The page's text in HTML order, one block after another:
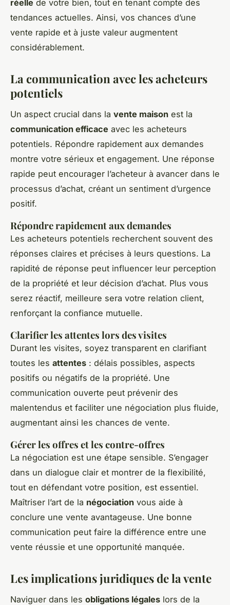
réelle de votre bien, tout en tenant compte des
tendances actuelles. Ainsi, vos chances d’une
vente rapide et à juste valeur augmentent
considérablement.
La communication avec les acheteurs
potentiels
Un aspect crucial dans la vente maison est la
communication efficace avec les acheteurs
potentiels. Répondre rapidement aux demandes
montre votre sérieux et engagement. Une réponse
rapide peut encourager l’acheteur à avancer dans le
processus d’achat, créant un sentiment d’urgence
positif.
Répondre rapidement aux demandes
Les acheteurs potentiels recherchent souvent des
réponses claires et précises à leurs questions. La
rapidité de réponse peut influencer leur perception
de la propriété et leur décision d’achat. Plus vous
serez réactif, meilleure sera votre relation client,
renforçant la confiance mutuelle.
Clarifier les attentes lors des visites
Durant les visites, soyez transparent en clarifiant
toutes les attentes : délais possibles, aspects
positifs ou négatifs de la propriété. Une
communication ouverte peut prévenir des
malentendus et faciliter une négociation plus fluide,
augmentant ainsi les chances de vente.
Gérer les offres et les contre-offres
La négociation est une étape sensible. S’engager
dans un dialogue clair et montrer de la flexibilité,
tout en défendant votre position, est essentiel.
Maîtriser l’art de la négociation vous aide à
conclure une vente avantageuse. Une bonne
communication peut faire la différence entre une
vente réussie et une opportunité manquée.
Les implications juridiques de la vente
Naviguer dans les obligations légales lors de la